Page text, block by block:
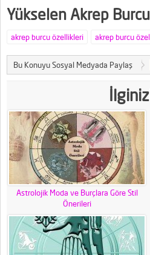
Yükselen Akrep
akrep burcu özellikleri akrep burcu
Bu Konuyu Sosyal Medyada Paylaş
Astrolojik Moda ve Burçlara Göre Stil
Önerileri